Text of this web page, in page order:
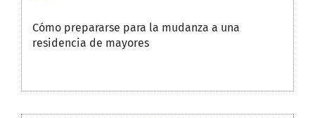
Cómo prepararse para la mudanza a una
residencia de mayores